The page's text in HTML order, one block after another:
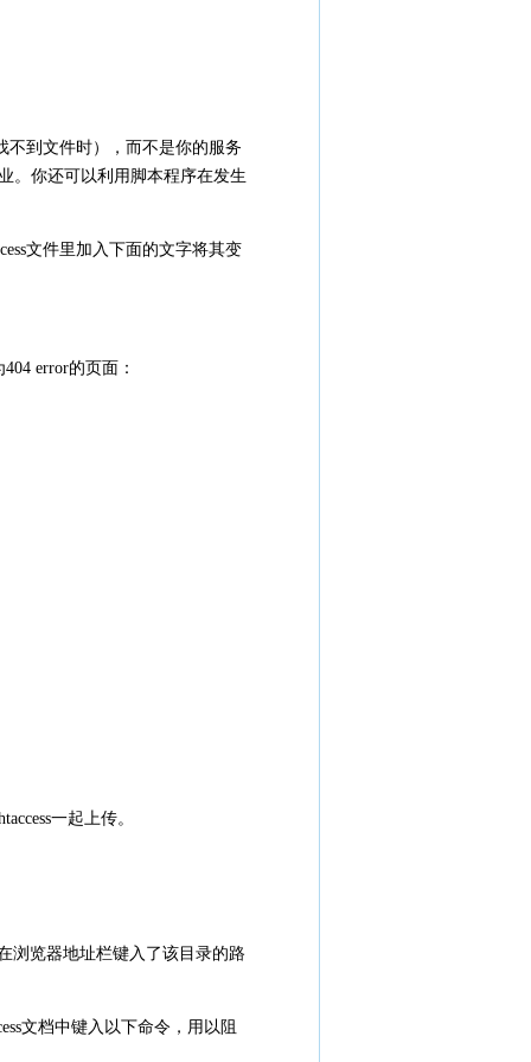
不到文件时），而不是你的服务
。你还可以利用脚本程序在发生
文件里加入下面的文字将其变
error的页面：
一起上传。
浏览器地址栏键入了该目录的路
文档中键入以下命令，用以阻